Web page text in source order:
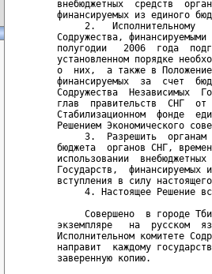
внебюджетных  средств
финансируемых из единого
2.   Исполнительному
Содружества,
полугодии   2006  года
установленном порядке
о  них,  а также в Положение
финансируемых  за  счет
Содружества  Независимых
глав  правительств  СНГ
Стабилизационном  фонде
Решением Экономического
3.  Разрешить  органам
бюджета  органов СНГ,
использовании
Государств,
вступления в силу
4. Настоящее Решение
Совершено  в городе
экземпляре   на  русском
Исполнительном комитете
направит  каждому
заверенную копию.